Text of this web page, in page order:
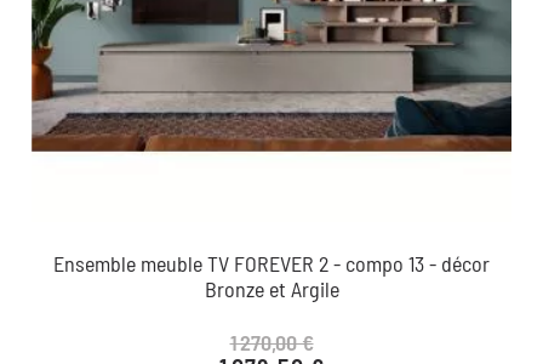
Ensemble meuble TV FOREVER 2 - compo 13 - décor
Bronze et Argile
1 270,00 €